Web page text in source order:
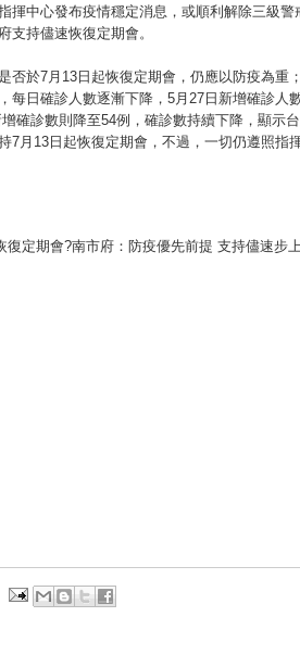
揮中心發布疫情穩定消息，或順利解除三級警
支持儘速恢復定期會。
否於7月13日起恢復定期會，仍應以防疫為重
每日確診人數逐漸下降，5月27日新增確診人
確診數則降至54例，確診數持續下降，顯示
7月13日起恢復定期會，不過，一切仍遵照指
復定期會?南市府：防疫優先前提 支持儘速步